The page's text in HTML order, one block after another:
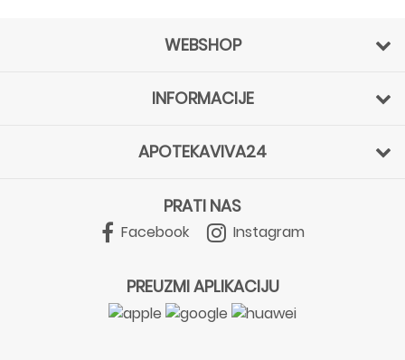
WEBSHOP
INFORMACIJE
APOTEKAVIVA24
PRATI NAS
Facebook Instagram
PREUZMI APLIKACIJU